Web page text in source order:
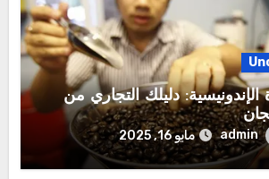
الإندونيسية: دليلك التجاري من
admin مايو 16, 2025